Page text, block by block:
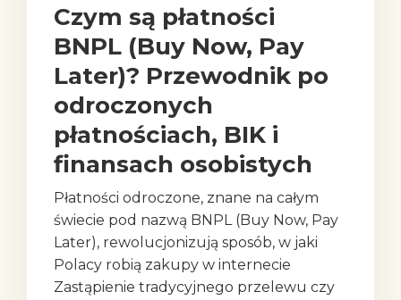
Czym są płatności
BNPL (Buy Now, Pay
Later)? Przewodnik po
odroczonych
płatnościach, BIK i
finansach osobistych
Płatności odroczone, znane na całym
świecie pod nazwą BNPL (Buy Now, Pay
Later), rewolucjonizują sposób, w jaki
Polacy robią zakupy w internecie
Zastąpienie tradycyjnego przelewu czy